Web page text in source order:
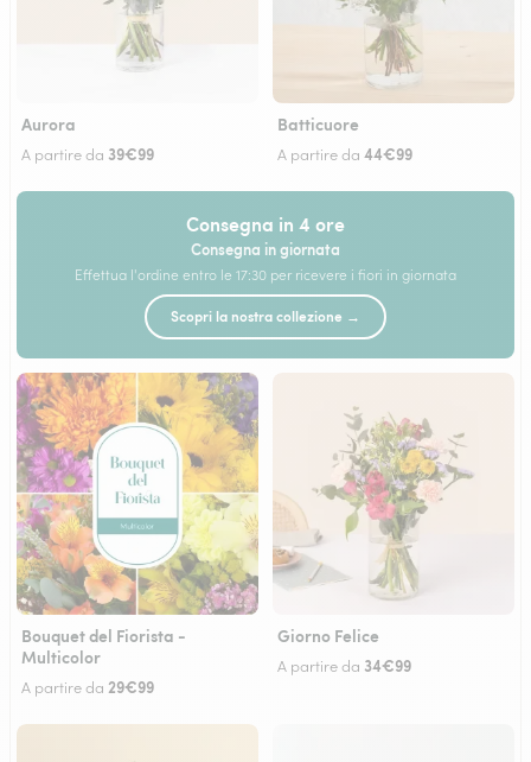
Aurora
A partire da 39€99
Batticuore
A partire da 44€99
Consegna in 4 ore
Consegna in giornata
Effettua l'ordine entro le 17:30 per ricevere i fiori in giornata
Scopri la nostra collezione →
Bouquet del Fiorista -
Multicolor
A partire da 29€99
Giorno Felice
A partire da 34€99